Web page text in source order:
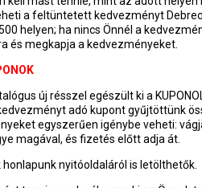
a feltüntetett kedvezményt
helyen; ha nincs Önnél a
és megkapja a kedvezményeket.
új résszel egészült ki a
adó kupont gyűjtöttünk
egyszerűen igénybe veheti:
magával, és fizetés előtt adja át.
honlapunk nyitóoldaláról is letölthetők.